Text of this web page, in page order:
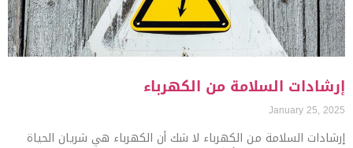
إرشادات السلامة من الكهرباء
January 25, 2025
إرشادات السلامة من الكهرباء لا شك أن الكهرباء هي شريان الحياة